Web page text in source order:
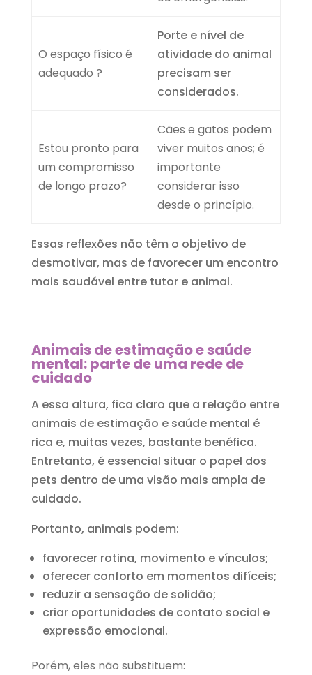
O espaço físico é
adequado ?
Porte e nível de
atividade do animal
precisam ser
considerados.
Estou pronto para
um compromisso
de longo prazo?
Cães e gatos podem
viver muitos anos; é
importante
considerar isso
desde o princípio.
Essas reflexões não têm o objetivo de
desmotivar, mas de favorecer um encontro
mais saudável entre tutor e animal.
Animais de estimação e saúde
mental: parte de uma rede de
cuidado
A essa altura, fica claro que a relação entre
animais de estimação e saúde mental é
rica e, muitas vezes, bastante benéfica.
Entretanto, é essencial situar o papel dos
pets dentro de uma visão mais ampla de
cuidado.
Portanto, animais podem:
favorecer rotina, movimento e vínculos;
oferecer conforto em momentos difíceis;
reduzir a sensação de solidão;
criar oportunidades de contato social e
expressão emocional.
Porém, eles não substituem: